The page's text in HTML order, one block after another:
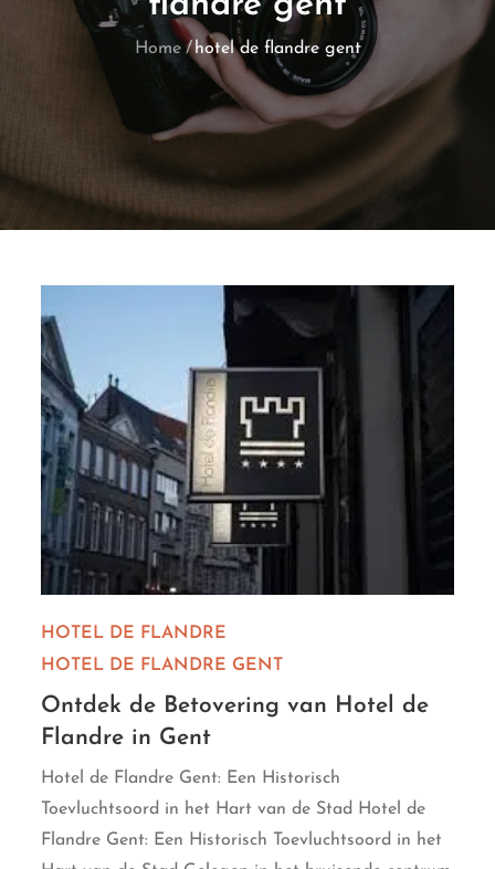
Home hotel de flandre gent
HOTEL DE FLANDRE
HOTEL DE FLANDRE GENT
Ontdek de Betovering van Hotel de
Flandre in Gent
Hotel de Flandre Gent: Een Historisch
Toevluchtsoord in het Hart van de Stad Hotel de
Flandre Gent: Een Historisch Toevluchtsoord in het